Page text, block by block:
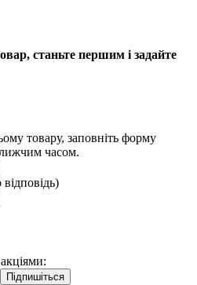
станьте першим і задайте
товару, заповніть форму
часом.
Підпишіться